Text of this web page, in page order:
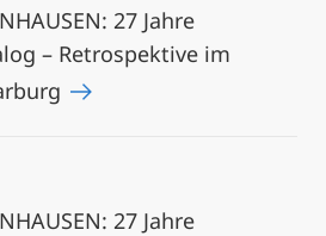
27 Jahre
– Retrospektive im
27 Jahre